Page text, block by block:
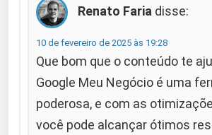
Renato Faria disse:
10 de fevereiro de 2025 às 19:28
Que bom que o conteúdo te
Google Meu Negócio é uma
poderosa, e com as
você pode alcançar ótimos